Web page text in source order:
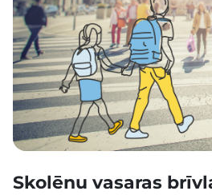
Skolēnu vasaras